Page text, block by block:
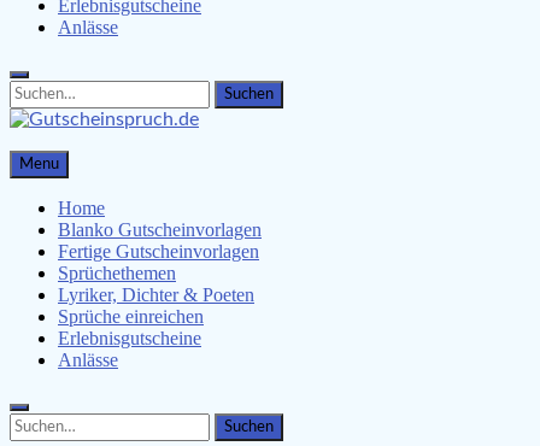
Erlebnisgutscheine
Anlässe
Search
for:
Search
Gutscheinspruch.de
Gutscheinsprüche & Gutscheinvorlagen finden
Menu
Home
Blanko Gutscheinvorlagen
Fertige Gutscheinvorlagen
Sprüchethemen
Lyriker, Dichter & Poeten
Sprüche einreichen
Erlebnisgutscheine
Anlässe
Search
for:
Search